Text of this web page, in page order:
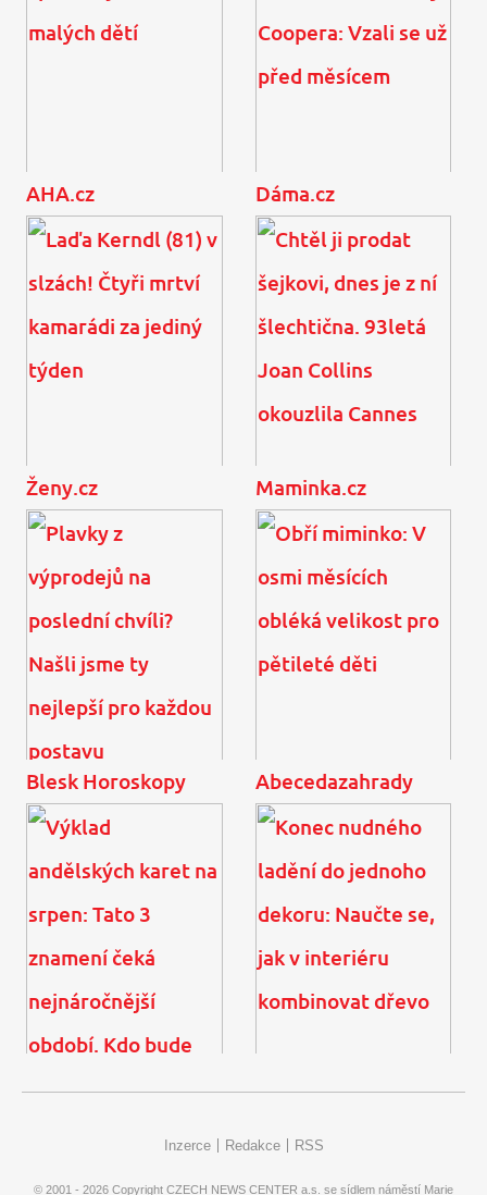
4 tipy, jak v létě zpestřit
jídelníček malých dětí
Tajemství Gigi Hadidové
a Bradley Coopera: Vzali
se už před měsícem
AHA.cz
Laďa Kerndl (81) v slzách!
Čtyři mrtví kamarádi za
jediný týden
Dáma.cz
Chtěl ji prodat šejkovi,
dnes je z ní šlechtična.
93letá Joan Collins
okouzlila Cannes
Ženy.cz
Plavky z výprodejů na
poslední chvíli? Našli
jsme ty nejlepší pro
každou postavu
Maminka.cz
Obří miminko: V osmi
měsících obléká velikost
pro pětileté děti
Blesk Horoskopy
čeká nejnáročnější
Abecedazahrady
jednoho dekoru: Naučte
se, jak v interiéru
Inzerce Redakce RSS
© 2001 - 2026 Copyright CZECH NEWS CENTER a.s. se sídlem náměstí Marie